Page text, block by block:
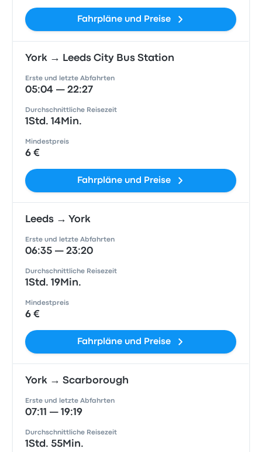
Fahrpläne und Preise
York → Leeds City Bus Station
Erste und letzte Abfahrten
05:04 — 22:27
Durchschnittliche Reisezeit
1Std. 14Min.
Mindestpreis
6 €
Fahrpläne und Preise
Leeds → York
Erste und letzte Abfahrten
06:35 — 23:20
Durchschnittliche Reisezeit
1Std. 19Min.
Mindestpreis
6 €
Fahrpläne und Preise
York → Scarborough
Erste und letzte Abfahrten
07:11 — 19:19
Durchschnittliche Reisezeit
1Std. 55Min.